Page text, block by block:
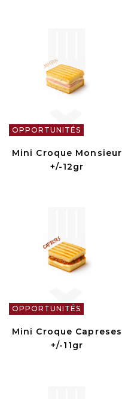
OPPORTUNITÉS
Mini Croque Monsieur
+/-12gr
OPPORTUNITÉS
Mini Croque Capreses
+/-11gr